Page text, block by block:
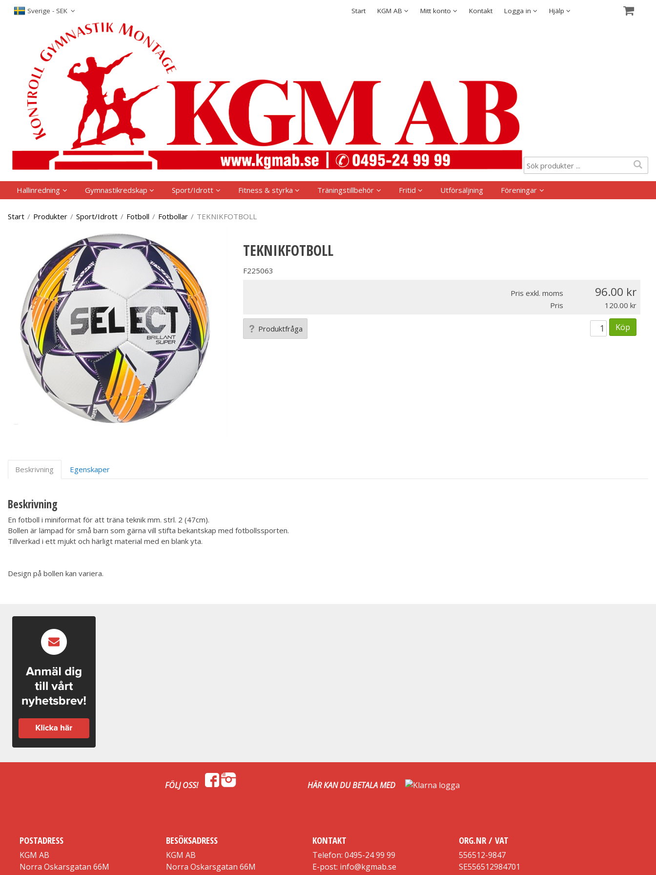
Sverige - SEK Start KGM AB
Integritetspolicy Mitt konto Kontakt Logga in
Kom ihåg mig
Glömt ditt lösenord?
Skapa nytt konto
Hjälp
Säkerhet & Cookies
Hallinredning Gymnastikredskap Sport/Idrott Fitness & styrka Träningstillbehör Fritid Utförsäljning Föreningar
Start / Produkter / Sport/Idrott / Fotboll / Fotbollar / TEKNIKFOTBOLL
TEKNIKFOTBOLL
F225063
Pris exkl. moms 96.00
Pris 120.00
Produktfråga Köp
Beskrivning Egenskaper
Beskrivning
En fotboll i miniformat för att träna teknik mm. strl. 2 (47cm).
Bollen är lämpad för små barn som gärna vill stifta bekantskap med fotbollssporten.
Tillverkad i ett mjukt och härligt material med en blank yta.
Design på bollen kan variera.
FÖLJ OSS! HÄR KAN DU BETALA MED
POSTADRESS
KGM AB
Norra Oskarsgatan 66M
BESÖKSADRESS
KGM AB
Norra Oskarsgatan 66M
KONTAKT
Telefon: 0495-24 99 99
E-post: info@kgmab.se
ORG.NR / VAT
556512-9847
SE556512984701